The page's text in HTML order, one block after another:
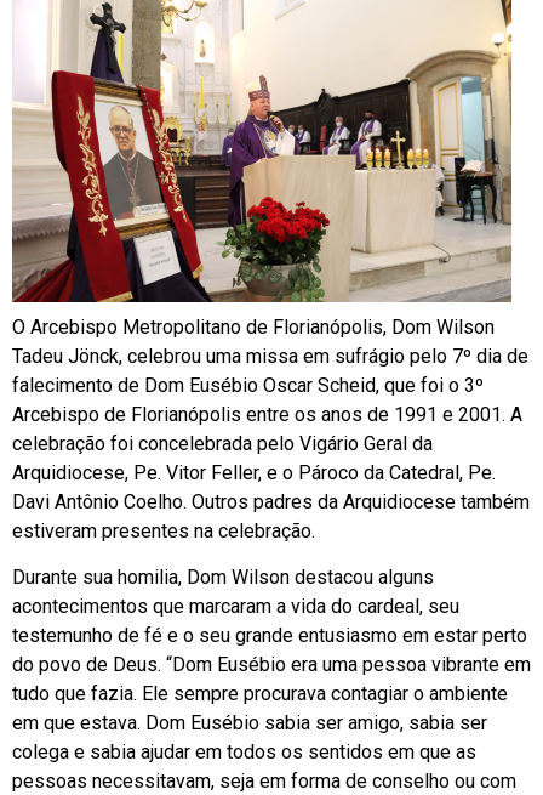
O Arcebispo Metropolitano de Florianópolis, Dom Wilson
Tadeu Jönck, celebrou uma missa em sufrágio pelo 7º dia de
falecimento de Dom Eusébio Oscar Scheid, que foi o 3º
Arcebispo de Florianópolis entre os anos de 1991 e 2001. A
celebração foi concelebrada pelo Vigário Geral da
Arquidiocese, Pe. Vitor Feller, e o Pároco da Catedral, Pe.
Davi Antônio Coelho. Outros padres da Arquidiocese também
estiveram presentes na celebração.
Durante sua homilia, Dom Wilson destacou alguns
acontecimentos que marcaram a vida do cardeal, seu
testemunho de fé e o seu grande entusiasmo em estar perto
do povo de Deus. “Dom Eusébio era uma pessoa vibrante em
tudo que fazia. Ele sempre procurava contagiar o ambiente
em que estava. Dom Eusébio sabia ser amigo, sabia ser
colega e sabia ajudar em todos os sentidos em que as
pessoas necessitavam, seja em forma de conselho ou com